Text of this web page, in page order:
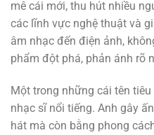
mê cái mới, thu hút nhiều
các lĩnh vực nghệ thuật và
âm nhạc đến điện ảnh,
phẩm đột phá, phản ánh rõ
Một trong những cái tên
nhạc sĩ nổi tiếng. Anh gây
hát mà còn bằng phong